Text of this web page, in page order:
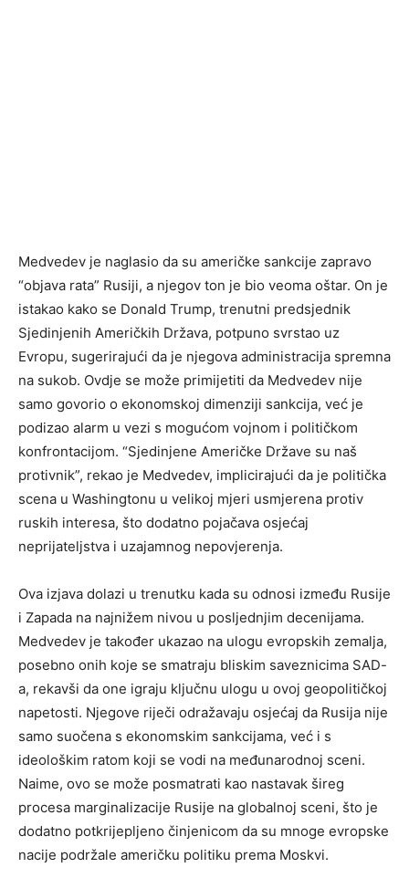
Medvedev je naglasio da su američke sankcije zapravo
“objava rata” Rusiji, a njegov ton je bio veoma oštar. On je
istakao kako se Donald Trump, trenutni predsjednik
Sjedinjenih Američkih Država, potpuno svrstao uz
Evropu, sugerirajući da je njegova administracija spremna
na sukob. Ovdje se može primijetiti da Medvedev nije
samo govorio o ekonomskoj dimenziji sankcija, već je
podizao alarm u vezi s mogućom vojnom i političkom
konfrontacijom. “Sjedinjene Američke Države su naš
protivnik”, rekao je Medvedev, implicirajući da je politička
scena u Washingtonu u velikoj mjeri usmjerena protiv
ruskih interesa, što dodatno pojačava osjećaj
neprijateljstva i uzajamnog nepovjerenja.
Ova izjava dolazi u trenutku kada su odnosi između Rusije
i Zapada na najnižem nivou u posljednjim decenijama.
Medvedev je također ukazao na ulogu evropskih zemalja,
posebno onih koje se smatraju bliskim saveznicima SAD-
a, rekavši da one igraju ključnu ulogu u ovoj geopolitičkoj
napetosti. Njegove riječi odražavaju osjećaj da Rusija nije
samo suočena s ekonomskim sankcijama, već i s
ideološkim ratom koji se vodi na međunarodnoj sceni.
Naime, ovo se može posmatrati kao nastavak šireg
procesa marginalizacije Rusije na globalnoj sceni, što je
dodatno potkrijepljeno činjenicom da su mnoge evropske
nacije podržale američku politiku prema Moskvi.